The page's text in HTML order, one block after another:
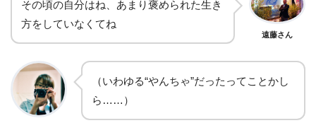
その頃の自分はね、あまり褒められた生き
方をしていなくてね
遠藤さん
（いわゆる“やんちゃ”だったってことかし
ら……）